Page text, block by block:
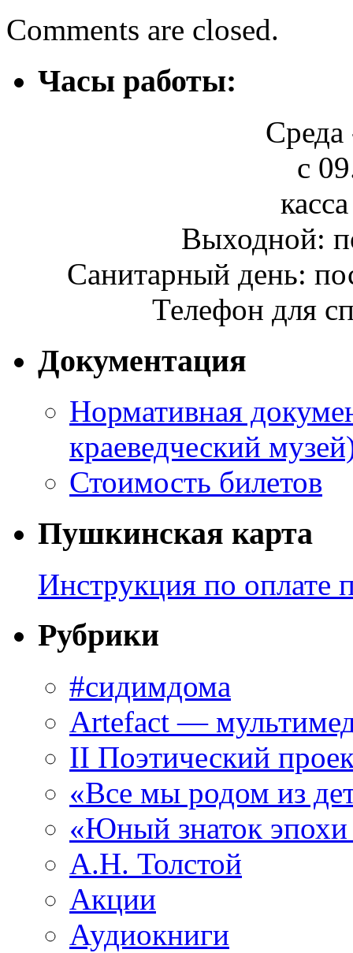
Comments are closed.
Часы работы:
Среда
с
Выходной:
Санитарный день:
Телефон для
Документация
Нормативная
краеведческий
Стоимость билетов
Пушкинская карта
Инструкция по оплате
Рубрики
#сидимдома
Artefact —
II Поэтический
«Все мы родом из
«Юный знаток
А.Н. Толстой
Акции
Аудиокниги